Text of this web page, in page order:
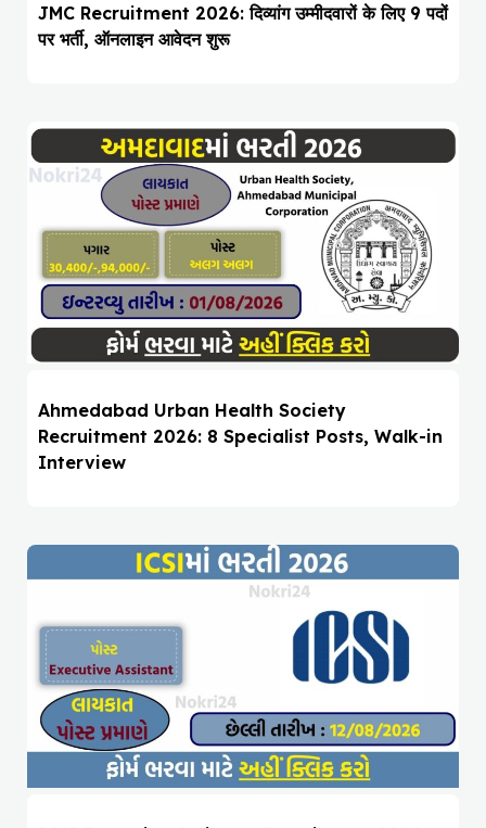
JMC Recruitment 2026: दिव्यांग उम्मीदवारों के लिए 9 पदों
पर भर्ती, ऑनलाइन आवेदन शुरू
Ahmedabad Urban Health Society
Recruitment 2026: 8 Specialist Posts, Walk-in
Interview